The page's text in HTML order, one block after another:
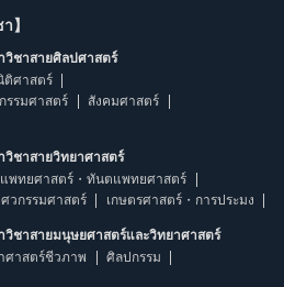
】
วิชาสายศิลปศาสตร์
ติศาสตร์
รรมศาสตร์
สังคมศาสตร์
ชาสายวิทยาศาสตร์
แพทยศาสตร์・ทันตแพทยศาสตร์
วกรรมศาสตร์ เกษตรศาสตร์・การประมง
ชาสายมนุษยศาสตร์และวิทยาศาสตร์
ศาสตร์ชีวภาพ
ศิลปกรรม